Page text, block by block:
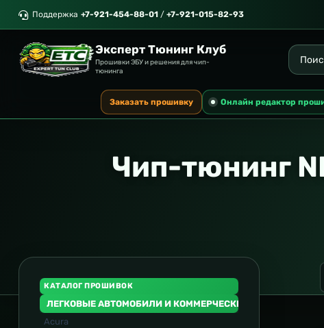
Поддержка +7-921-454-88-01 / +7-921-015-82-93
Эксперт Тюнинг Клуб
Прошивки ЭБУ и решения для чип-
тюнинга
Заказать прошивку Онлайн редактор
Чип-тюнинг
КАТАЛОГ ПРОШИВОК
ЛЕГКОВЫЕ АВТОМОБИЛИ И КОММЕРЧЕСКИЙ ТРАНСПОРТ
Acura